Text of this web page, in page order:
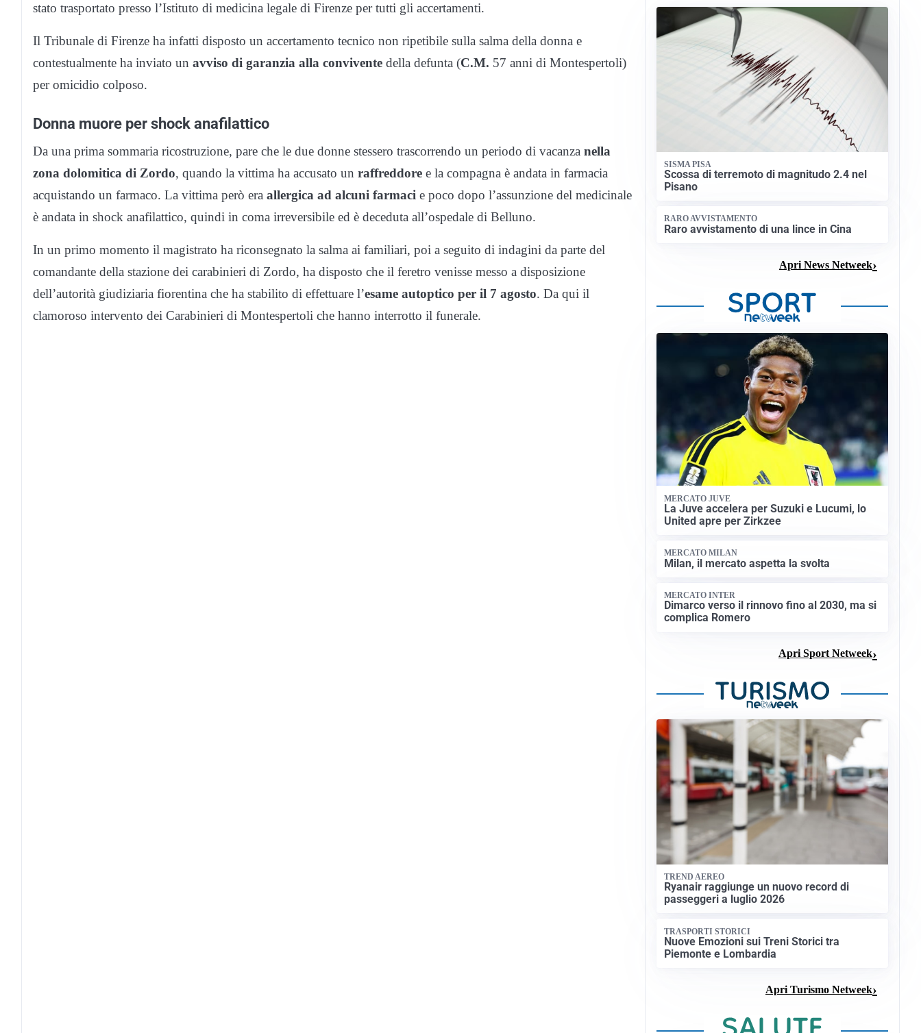
stato trasportato presso l’Istituto di medicina legale di Firenze per tutti gli accertamenti.
Il Tribunale di Firenze ha infatti disposto un accertamento tecnico non ripetibile sulla salma della donna e
contestualmente ha inviato un avviso di garanzia alla convivente della defunta (C.M. 57 anni di Montespertoli)
per omicidio colposo.
Donna muore per shock anafilattico
Da una prima sommaria ricostruzione, pare che le due donne stessero trascorrendo un periodo di vacanza nella
zona dolomitica di Zordo, quando la vittima ha accusato un raffreddore e la compagna è andata in farmacia
acquistando un farmaco. La vittima però era allergica ad alcuni farmaci e poco dopo l’assunzione del medicinale
è andata in shock anafilattico, quindi in coma irreversibile ed è deceduta all’ospedale di Belluno.
In un primo momento il magistrato ha riconsegnato la salma ai familiari, poi a seguito di indagini da parte del
comandante della stazione dei carabinieri di Zordo, ha disposto che il feretro venisse messo a disposizione
dell’autorità giudiziaria fiorentina che ha stabilito di effettuare l’esame autoptico per il 7 agosto. Da qui il
clamoroso intervento dei Carabinieri di Montespertoli che hanno interrotto il funerale.
SISMA PISA
Scossa di terremoto di magnitudo 2.4 nel
Pisano
RARO AVVISTAMENTO
Raro avvistamento di una lince in Cina
Apri News Netweek
MERCATO JUVE
La Juve accelera per Suzuki e Lucumi, lo
United apre per Zirkzee
MERCATO MILAN
Milan, il mercato aspetta la svolta
MERCATO INTER
Dimarco verso il rinnovo fino al 2030, ma si
complica Romero
Apri Sport Netweek
TREND AEREO
Ryanair raggiunge un nuovo record di
passeggeri a luglio 2026
TRASPORTI STORICI
Nuove Emozioni sui Treni Storici tra
Piemonte e Lombardia
Apri Turismo Netweek